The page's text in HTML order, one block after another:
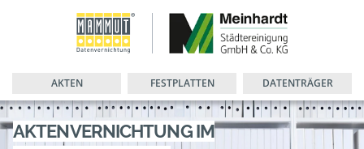
AKTEN FESTPLATTEN DATENTRÄGER
AKTENVERNICHTUNG IM